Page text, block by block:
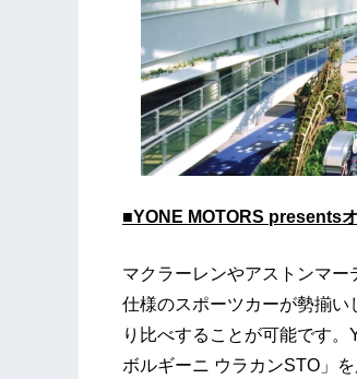
■YONE MOTORS presents
マクラーレンやアストンマ
仕様のスポーツカーが勢揃
り比べすることが可能です
ボルギーニ ウラカンSTO」